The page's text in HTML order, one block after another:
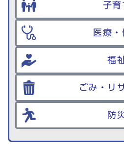
子育
医療・
福
ごみ・リ
防